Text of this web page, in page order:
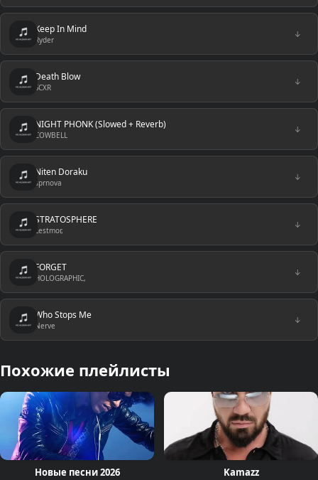
Keep In Mind
Ryder
↓
Death Blow
SCXR
↓
NIGHT PHONK (Slowed + Reverb)
COWBELL
↓
Niten Doraku
sprnova
↓
STRATOSPHERE
Lestmor,
↓
FORGET
HOLOGRAPHIC,
↓
Who Stops Me
Nerve
↓
Похожие плейлисты
Новые песни 2026 Kamazz